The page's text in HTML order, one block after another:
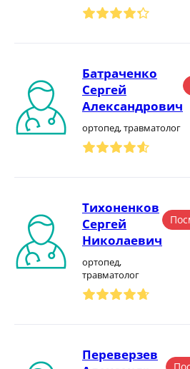
Батраченко
Сергей
Александрович
ортопед, травматолог
Тихоненков
Сергей
Николаевич
ортопед,
травматолог
Переверзев